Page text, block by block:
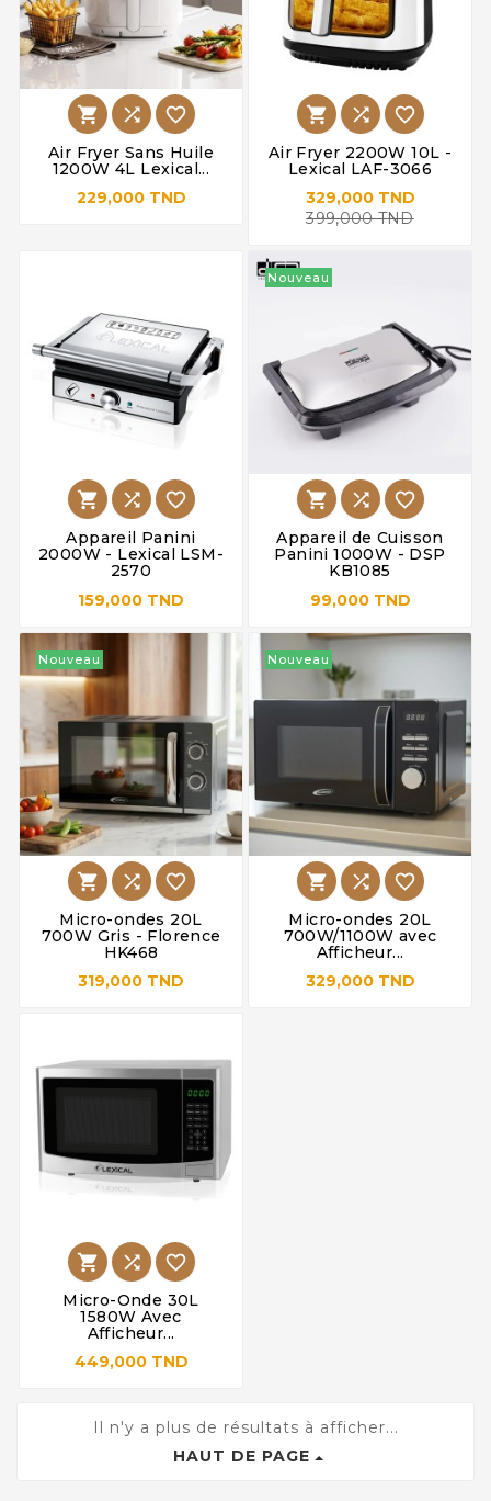
  
Air Fryer Sans Huile
1200W 4L Lexical...
229,000 TND
  
Air Fryer 2200W 10L -
Lexical LAF-3066
329,000 TND
399,000 TND
  
Appareil Panini
2000W - Lexical LSM-
2570
159,000 TND
Nouveau
  
Appareil de Cuisson
Panini 1000W - DSP
KB1085
99,000 TND
Nouveau
  
Micro-ondes 20L
700W Gris - Florence
HK468
319,000 TND
Nouveau
  
Micro-ondes 20L
700W/1100W avec
Afficheur...
329,000 TND
  
Micro-Onde 30L
1580W Avec
Afficheur...
449,000 TND
Il n'y a plus de résultats à afficher...
HAUT DE PAGE